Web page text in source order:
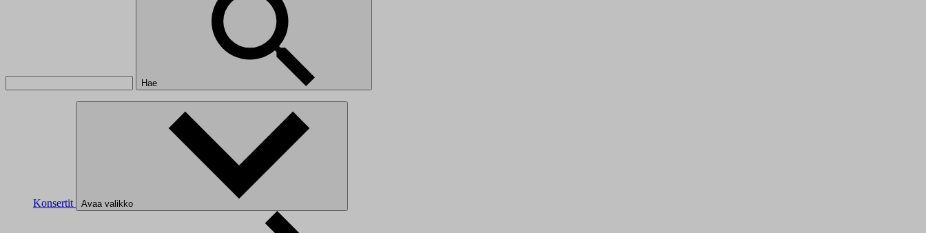
Hae
Konsertit Avaa valikko